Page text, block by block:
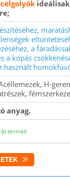
a
a kopás
használt
H-
anyag.
termék